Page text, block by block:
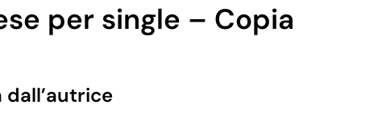
per single – Copia